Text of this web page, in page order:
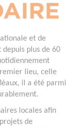
et de
plus de 60
lieu, celle
il a été parmi
locales afin
de